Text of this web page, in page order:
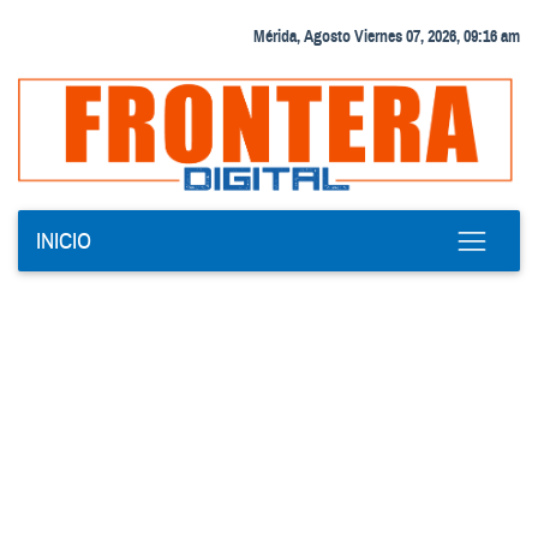
Mérida, Agosto Viernes 07, 2026, 09:16 am
INICIO